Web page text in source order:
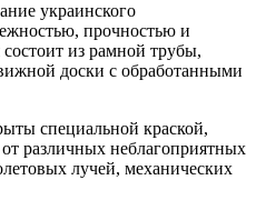
украинского
прочностью и
из рамной трубы,
доски с обработанными
специальной краской,
различных неблагоприятных
лучей, механических